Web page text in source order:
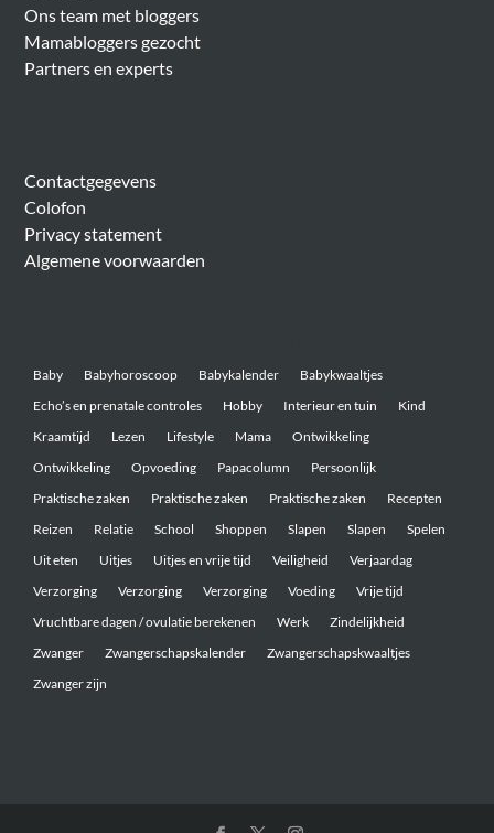
Ons team met bloggers
Mamabloggers gezocht
Partners en experts
Contactgegevens
Colofon
Privacy statement
Algemene voorwaarden
Baby Babyhoroscoop Babykalender
Babykwaaltjes
Echo’s en prenatale controles
Hobby Interieur en tuin
Kind
Kraamtijd
Lezen Lifestyle Mama
Ontwikkeling
Ontwikkeling
Opvoeding Papacolumn
Persoonlijk
Praktische zaken
Praktische zaken Praktische zaken
Recepten
Reizen
Relatie School Shoppen Slapen Slapen
Spelen
Uit eten
Uitjes Uitjes en vrije tijd Veiligheid
Verjaardag
Verzorging
Verzorging Verzorging Voeding
Vrije tijd
Vruchtbare dagen / ovulatie berekenen
Werk
Zindelijkheid
Zwanger
Zwangerschapskalender
Zwangerschapskwaaltjes
Zwanger zijn